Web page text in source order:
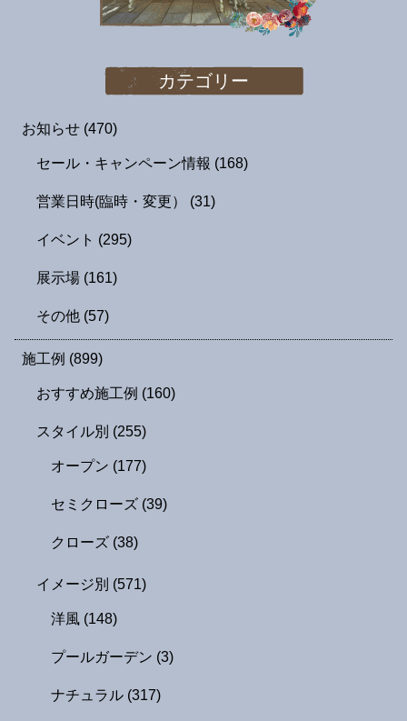
カテゴリー
お知らせ (470)
セール・キャンペーン情報 (168)
営業日時(臨時・変更） (31)
イベント (295)
展示場 (161)
その他 (57)
施工例 (899)
おすすめ施工例 (160)
スタイル別 (255)
オープン (177)
セミクローズ (39)
クローズ (38)
イメージ別 (571)
洋風 (148)
プールガーデン (3)
ナチュラル (317)